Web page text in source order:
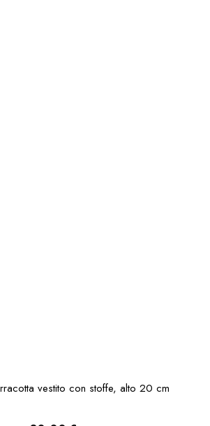
vestito con stoffe, alto 20 cm